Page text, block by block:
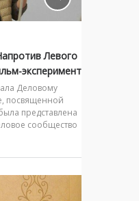
Левого
эксперимент
Деловому
посвященной
представлена
сообщество